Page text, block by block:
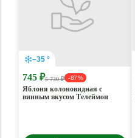
–35 °
745 ₽5 730 ₽ - 87 %
Яблоня колоновидная с
винным вкусом Телеймон